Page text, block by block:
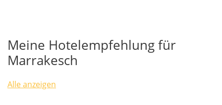
Meine Hotelempfehlung für
Marrakesch
Alle anzeigen